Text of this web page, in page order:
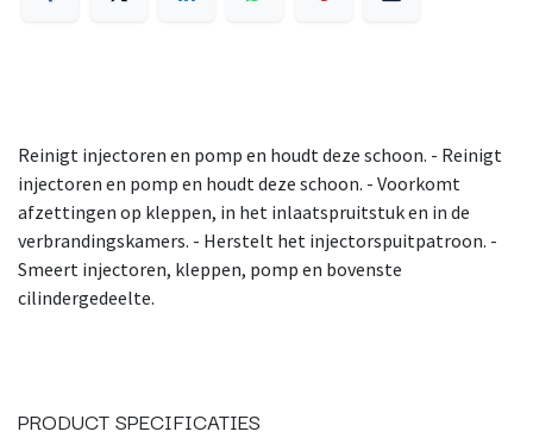
Reinigt injectoren en pomp en houdt deze schoon. - Reinigt
injectoren en pomp en houdt deze schoon. - Voorkomt
afzettingen op kleppen, in het inlaatspruitstuk en in de
verbrandingskamers. - Herstelt het injectorspuitpatroon. -
Smeert injectoren, kleppen, pomp en bovenste
cilindergedeelte.
PRODUCT SPECIFICATIES